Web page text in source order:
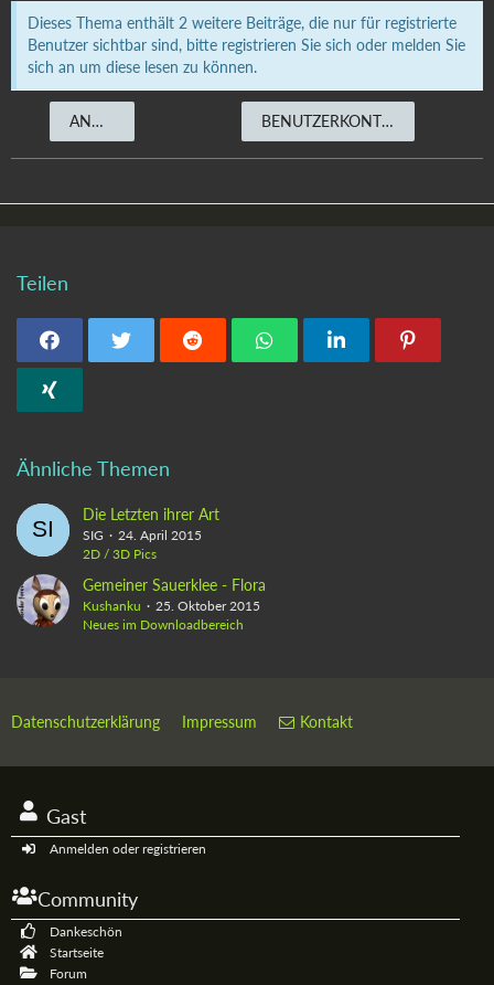
Dieses Thema enthält 2 weitere Beiträge, die nur für registrierte
Benutzer sichtbar sind, bitte registrieren Sie sich oder melden Sie
sich an um diese lesen zu können.
ANMELDEN BENUTZERKONTO ERSTELLEN
Teilen
Ähnliche Themen
Die Letzten ihrer Art
SIG
24. April 2015
2D / 3D Pics
Gemeiner Sauerklee - Flora
Kushanku
25. Oktober 2015
Neues im Downloadbereich
Datenschutzerklärung Impressum Kontakt
Gast
Anmelden oder registrieren
Community
Dankeschön
Startseite
Forum